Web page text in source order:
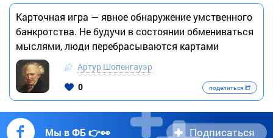
Карточная игра — явное обнаружение умственного
банкротства. Не будучи в состоянии обмениваться
мыслями, люди перебрасываются картами
Артур Шопенгауэр
0
поделиться
Мы в ФБ 👉👀 Подписаться